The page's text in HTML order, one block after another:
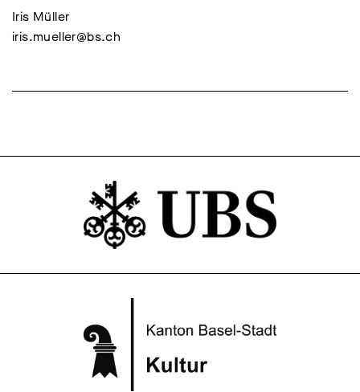
Iris Müller
iris.mueller@bs.ch